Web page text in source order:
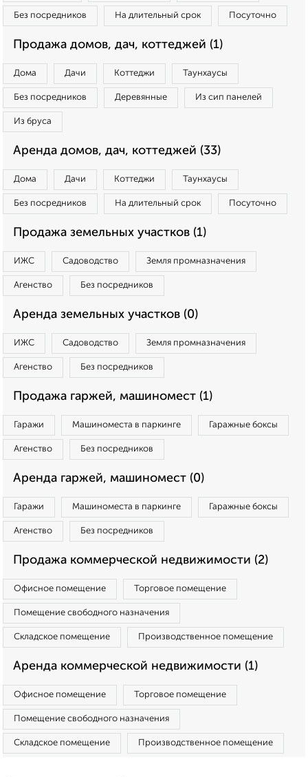
Без посредников На длительный срок Посуточно
Продажа домов, дач, коттеджей (1)
Дома Дачи Коттеджи Таунхаусы
Без посредников Деревянные Из сип панелей
Из бруса
Аренда домов, дач, коттеджей (33)
Дома Дачи Коттеджи Таунхаусы
Без посредников На длительный срок Посуточно
Продажа земельных участков (1)
ИЖС Садоводство Земля промназначения
Агенство Без посредников
Аренда земельных участков (0)
ИЖС Садоводство Земля промназначения
Агенство Без посредников
Продажа гаржей, машиномест (1)
Гаражи Машиноместа в паркинге Гаражные боксы
Агенство Без посредников
Аренда гаржей, машиномест (0)
Гаражи Машиноместа в паркинге Гаражные боксы
Агенство Без посредников
Продажа коммерческой недвижимости (2)
Офисное помещение Торговое помещение
Помещение свободного назначения
Складское помещение Производственное помещение
Аренда коммерческой недвижимости (1)
Офисное помещение Торговое помещение
Помещение свободного назначения
Складское помещение Производственное помещение